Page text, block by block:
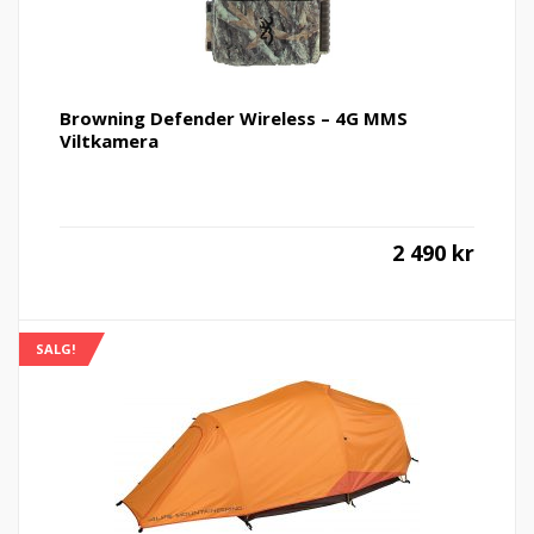
Browning Defender Wireless – 4G MMS
Viltkamera
2 490 kr
SALG!